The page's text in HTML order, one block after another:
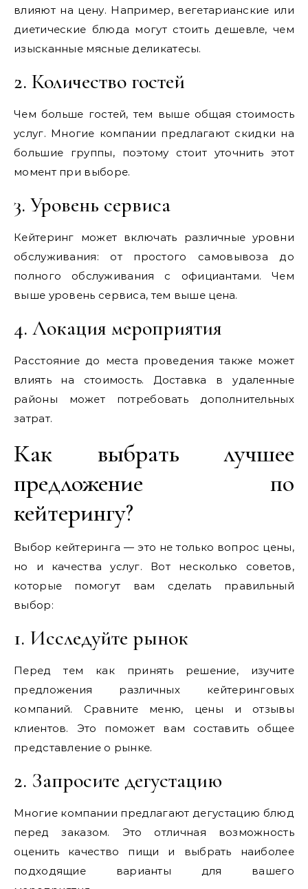
влияют на цену. Например, вегетарианские или
диетические блюда могут стоить дешевле, чем
изысканные мясные деликатесы.
2. Количество гостей
Чем больше гостей, тем выше общая стоимость
услуг. Многие компании предлагают скидки на
большие группы, поэтому стоит уточнить этот
момент при выборе.
3. Уровень сервиса
Кейтеринг может включать различные уровни
обслуживания: от простого самовывоза до
полного обслуживания с официантами. Чем
выше уровень сервиса, тем выше цена.
4. Локация мероприятия
Расстояние до места проведения также может
влиять на стоимость. Доставка в удаленные
районы может потребовать дополнительных
затрат.
Как выбрать лучшее
предложение по
кейтерингу?
Выбор кейтеринга — это не только вопрос цены,
но и качества услуг. Вот несколько советов,
которые помогут вам сделать правильный
выбор:
1. Исследуйте рынок
Перед тем как принять решение, изучите
предложения различных кейтеринговых
компаний. Сравните меню, цены и отзывы
клиентов. Это поможет вам составить общее
представление о рынке.
2. Запросите дегустацию
Многие компании предлагают дегустацию блюд
перед заказом. Это отличная возможность
оценить качество пищи и выбрать наиболее
подходящие варианты для вашего